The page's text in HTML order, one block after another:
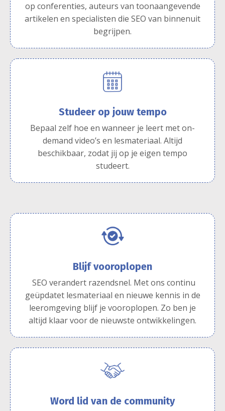
op conferenties, auteurs van toonaangevende
artikelen en specialisten die SEO van binnenuit
begrijpen.
Studeer op jouw tempo
Bepaal zelf hoe en wanneer je leert met on-
demand video’s en lesmateriaal. Altijd
beschikbaar, zodat jij op je eigen tempo
studeert.
Blijf vooroplopen
SEO verandert razendsnel. Met ons continu
geüpdatet lesmateriaal en nieuwe kennis in de
leeromgeving blijf je vooroplopen. Zo ben je
altijd klaar voor de nieuwste ontwikkelingen.
Word lid van de community